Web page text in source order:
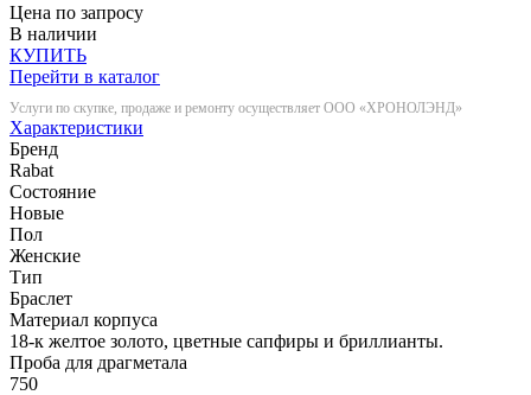
Цена по запросу
В наличии
КУПИТЬ
Перейти в каталог
Услуги по скупке, продаже и ремонту осуществляет ООО «ХРОНОЛЭНД»
Характеристики
Бренд
Rabat
Состояние
Новые
Пол
Женские
Тип
Браслет
Материал корпуса
18-к желтое золото, цветные сапфиры и бриллианты.
Проба для драгметала
750